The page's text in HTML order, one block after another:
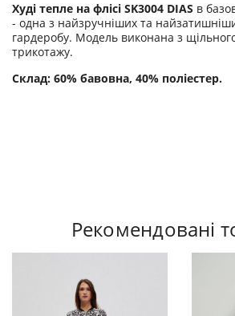
Худі тепле на флісі SK3004 DIAS в
- одна з найзручніших та
гардеробу. Модель виконана з
трикотажу.
Склад: 60% бавовна, 40% поліестер.
Рекомендовані